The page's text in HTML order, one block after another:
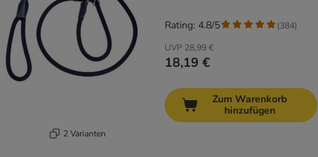
2 Varianten
UVP 28,99 €
18,19 €
Rating: 4.8/5 (384)
Zum Warenkorb
hinzufügen